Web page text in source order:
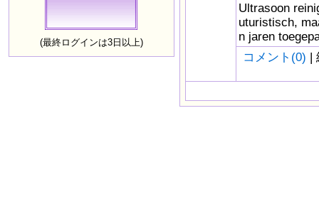
(最終ログインは3日以上)
Ultrasoon
uturistisch,
n jaren
コメント(0) |